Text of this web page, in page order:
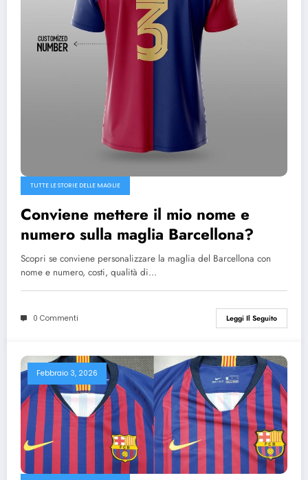
TUTTE LE STORIE DELLE MAGLIE
Conviene mettere il mio nome e
numero sulla maglia Barcellona?
Scopri se conviene personalizzare la maglia del Barcellona con
nome e numero, costi, qualità di…
0 Commenti Leggi Il Seguito
Febbraio 3, 2026